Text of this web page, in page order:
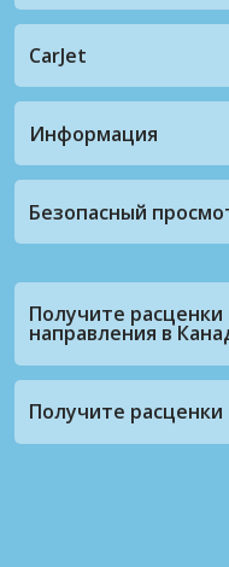
CarJet
Информация
Безопасный
Получите
направления в
Получите